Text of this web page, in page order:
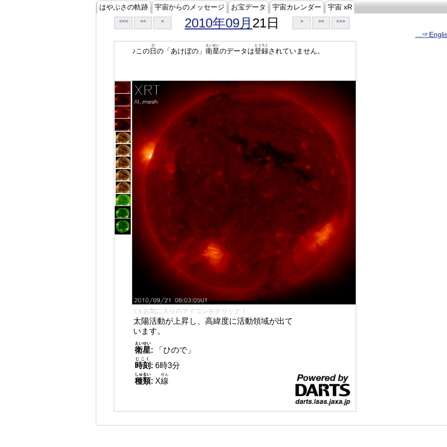
はやぶさの軌跡 宇宙からのメッセージ お宝データ 宇宙カレンダー 宇宙 xR
<<< << < 2010年09月 21日 > >> >>>
♪この日
ひ
の「あけぼの」 衛星
えいせい
のデータは登録
とうろく
されていません。
👈 お気に入りのアイコンをクリック！
太陽活動が上昇し、高緯度に活動領域が出て
います。
衛星
えいせい
:
「ひので」
時刻
じこく
: 6時3分
種類
しゅるい
: X線
せん